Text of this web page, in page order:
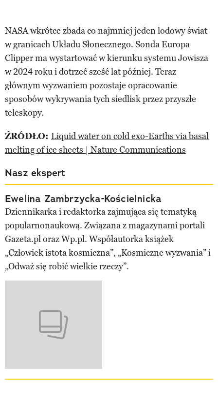
NASA wkrótce zbada co najmniej jeden lodowy świat
w granicach Układu Słonecznego. Sonda Europa
Clipper ma wystartować w kierunku systemu Jowisza
w 2024 roku i dotrzeć sześć lat później. Teraz
głównym wyzwaniem pozostaje opracowanie
sposobów wykrywania tych siedlisk przez przyszłe
teleskopy.
ŹRÓDŁO: Liquid water on cold exo-Earths via basal
melting of ice sheets | Nature Communications
Nasz ekspert
Ewelina Zambrzycka-Kościelnicka
Dziennikarka i redaktorka zajmująca się tematyką
popularnonaukową. Związana z magazynami portali
Gazeta.pl oraz Wp.pl. Współautorka książek
„Człowiek istota kosmiczna”, „Kosmiczne wyzwania” i
„Odważ się robić wielkie rzeczy”.